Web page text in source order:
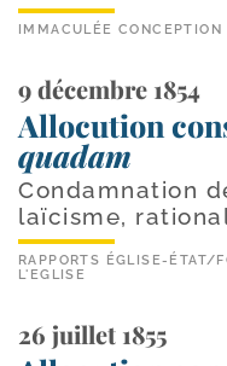
IMMACULÉE CONCEPTION
9 décembre 1854
Allocution
quadam
Condamnation
laïcisme,
RAPPORTS ÉGLISE-ÉTAT/
L'EGLISE
26 juillet 1855